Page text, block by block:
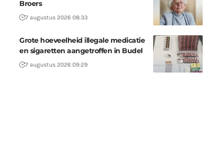
Broers
7 augustus 2026 08:33
Grote hoeveelheid illegale medicatie
en sigaretten aangetroffen in Budel
7 augustus 2026 09:29